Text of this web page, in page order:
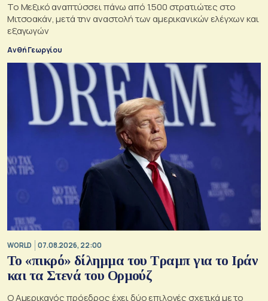
Το Μεξικό αναπτύσσει πάνω από 1.500 στρατιώτες στο
Μιτσοακάν, μετά την αναστολή των αμερικανικών ελέγχων και
εξαγωγών
Ανθή Γεωργίου
WORLD 07.08.2026, 22:00
Το «πικρό» δίλημμα του Τραμπ για το Ιράν
και τα Στενά του Ορμούζ
Ο Αμερικανός πρόεδρος έχει δύο επιλογές σχετικά με το